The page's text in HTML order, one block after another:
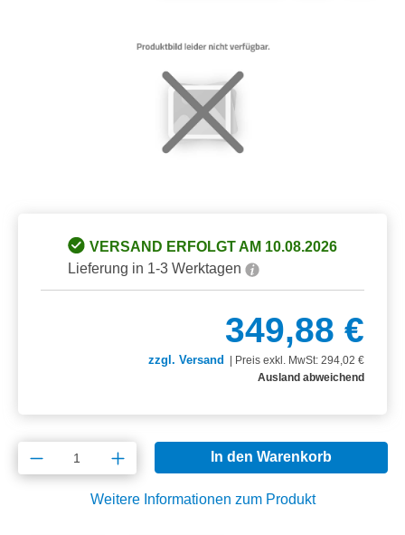
VERSAND ERFOLGT AM 10.08.2026
Lieferung in 1-3 Werktagen
349,88 €
zzgl. Versand
Preis exkl. MwSt: 294,02 €
Ausland abweichend
Produkt Anzahl: Gib den gewünschten
In den Warenkorb
Weitere Informationen zum Produkt